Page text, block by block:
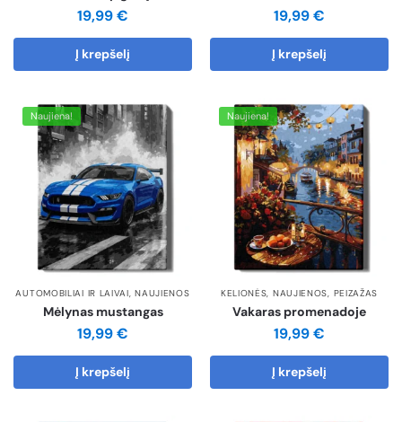
19,99€
Į krepšelį
19,99€
Į krepšelį
Naujiena!
AUTOMOBILIAI IR LAIVAI,NAUJIENOS
Mėlynas mustangas
19,99€
Į krepšelį
Naujiena!
KELIONĖS, NAUJIENOS, PEIZAŽAS
Vakaras promenadoje
19,99€
Į krepšelį